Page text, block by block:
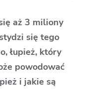
aż 3 miliony
się tego
łupież, który
powodować
i jakie są